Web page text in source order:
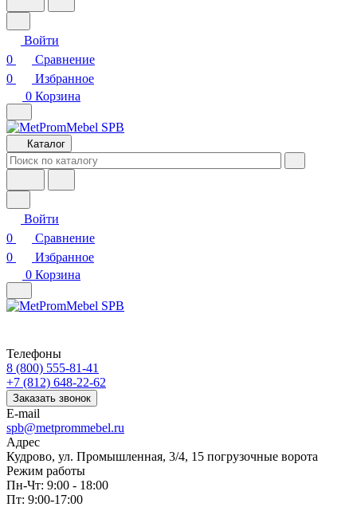
Войти
0
Сравнение
0
Избранное
0 Корзина
Каталог
Войти
0
Сравнение
0
Избранное
0 Корзина
Телефоны
8 (800) 555-81-41
+7 (812) 648-22-62
Заказать звонок
E-mail
spb@metprommebel.ru
Адрес
Кудрово, ул. Промышленная, 3/4, 15 погрузочные ворота
Режим работы
Пн-Чт: 9:00 - 18:00
Пт: 9:00-17:00